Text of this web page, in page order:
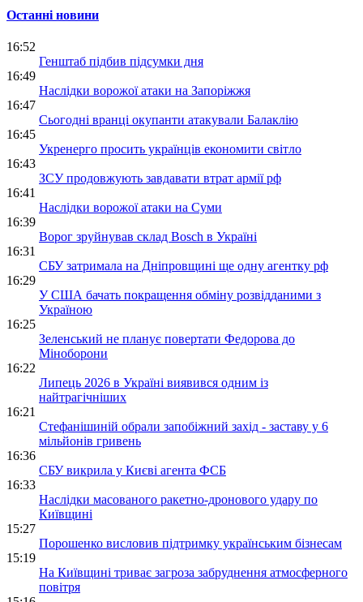
Останні новини
16:52
Генштаб підбив підсумки дня
16:49
Наслідки ворожої атаки на Запоріжжя
16:47
Сьогодні вранці окупанти атакували Балаклію
16:45
Укренерго просить українців економити світло
16:43
ЗСУ продовжують завдавати втрат армії рф
16:41
Наслідки ворожої атаки на Суми
16:39
Ворог зруйнував склад Bosch в Україні
16:31
СБУ затримала на Дніпровщині ще одну агентку рф
16:29
У США бачать покращення обміну розвідданими з
Україною
16:25
Зеленський не планує повертати Федорова до
Міноборони
16:22
Липець 2026 в Україні виявився одним із
найтрагічніших
16:21
Стефанішиній обрали запобіжний захід - заставу у 6
мільйонів гривень
16:36
СБУ викрила у Києві агента ФСБ
16:33
Наслідки масованого ракетно-дронового удару по
Київщині
15:27
Порошенко висловив підтримку українським бізнесам
15:19
На Київщині триває загроза забруднення атмосферного
повітря